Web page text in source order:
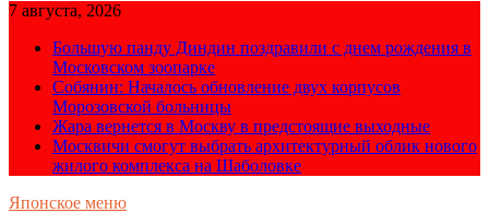
7 августа, 2026
Большую панду Диндин поздравили с днем рождения в
Московском зоопарке
Собянин: Началось обновление двух корпусов
Морозовской больницы
Жара вернется в Москву в предстоящие выходные
Москвичи смогут выбрать архитектурный облик нового
жилого комплекса на Шаболовке
Японское меню